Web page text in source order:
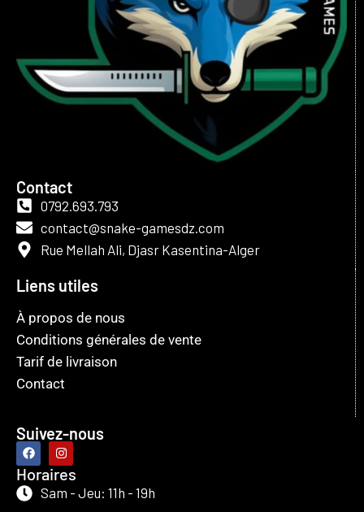
Contact
0792.693.793
contact@snake-gamesdz.com
Rue Mellah Ali, Djasr Kasentina-Alger
Liens utiles
À propos de nous
Conditions générales de vente
Tarif de livraison
Contact
Suivez-nous
Horaires
Sam - Jeu: 11h - 19h